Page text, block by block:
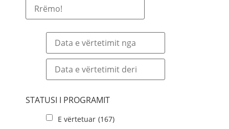
STATUSI I PROGRAMIT
E vërtetuar (167)